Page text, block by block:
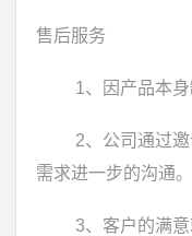
售后服务
1、因产品本身缺
2、公司通过邀
需求进一步的沟通。
3、客户的满意